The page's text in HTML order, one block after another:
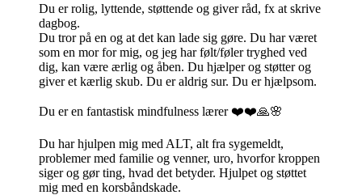
Du er rolig, lyttende, støttende og giver råd, fx at skrive
dagbog.
Du tror på en og at det kan lade sig gøre. Du har været
som en mor for mig, og jeg har følt/føler tryghed ved
dig, kan være ærlig og åben. Du hjælper og støtter og
giver et kærlig skub. Du er aldrig sur. Du er hjælpsom.
Du er en fantastisk mindfulness lærer ❤️❤️🙏🌸
Du har hjulpen mig med ALT, alt fra sygemeldt,
problemer med familie og venner, uro, hvorfor kroppen
siger og gør ting, hvad det betyder. Hjulpet og støttet
mig med en korsbåndskade.